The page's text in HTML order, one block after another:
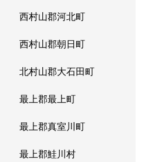
西村山郡河北町
西村山郡朝日町
北村山郡大石田町
最上郡最上町
最上郡真室川町
最上郡鮭川村